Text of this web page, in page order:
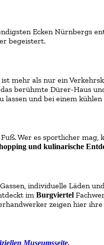
Ecken Nürnbergs
begeistert.
mehr als nur ein
berühmte Dürer-Haus
und bei einem
Wer es sportlicher mag,
und kulinarische
individuelle Läden
im Burgviertel
zeigen hier
Museumsseite.